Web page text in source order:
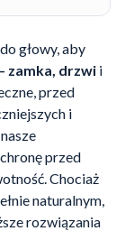
głowy, aby
zamka, drzwi i
przed
i
przed
Chociaż
naturalnym,
rozwiązania